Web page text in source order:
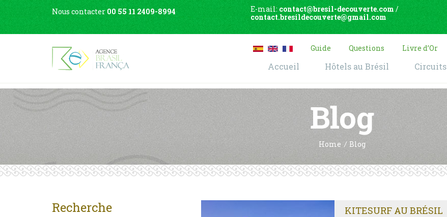
Nous contacter 00 55 11 2409-8994 E-mail: contact@bresil-decouverte.com /
contact.bresildecouverte@gmail.com
Guide Questions Livre d’Or
Accueil Hôtels au Brésil Circuits
Blog
Home Blog
Recherche KITESURF AU BRÉSIL